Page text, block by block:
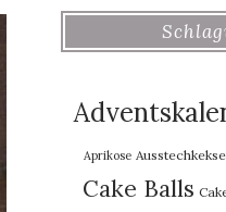
Aprikose Ausstechkekse
Cake Balls